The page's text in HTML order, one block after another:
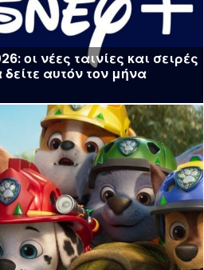
οι νέες ταινίες και σειρές
αυτόν τον μήνα